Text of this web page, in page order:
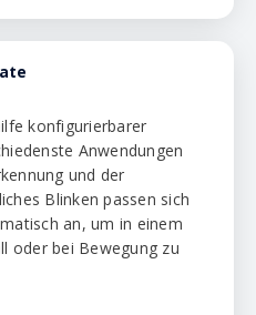
konfigurierbarer
Anwendungen
und der
Blinken passen sich
an, um in einem
oder bei Bewegung zu